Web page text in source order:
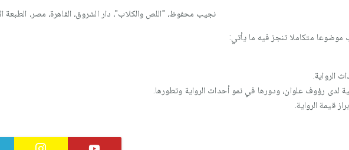
نجيب محفوظ، "اللص والكلاب"، دار الشروق، القاهرة، مصر، الطبعة
موضوعا متكاملا تنجز فيه ما يأتي:
الرواية.
لدى رؤوف علوان، ودورها في نمو أحداث الرواية وتطورها.
قيمة الرواية.